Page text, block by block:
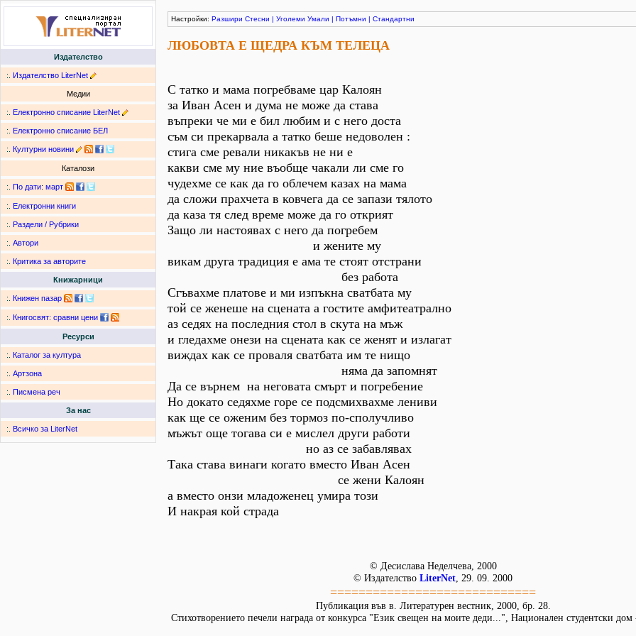
Издателство
:. Издателство LiterNet
Медии
:. Електронно списание LiterNet
:. Електронно списание БЕЛ
:. Културни новини
Каталози
:. По дати: март
:. Електронни книги
:. Раздели / Рубрики
:. Автори
:. Критика за авторите
Книжарници
:. Книжен пазар
:. Книгосвят: сравни цени
Ресурси
:. Каталог за култура
:. Артзона
:. Писмена реч
За нас
:. Всичко за LiterNet
Настройки: Разшири Стесни | Уголеми Умали | Потъмни | Стандартни
ЛЮБОВТА Е ЩЕДРА КЪМ ТЕЛЕЦА
С татко и мама погребваме цар Калоян
за Иван Асен и дума не може да става
въпреки че ми е бил любим и с него доста
съм си прекарвала а татко беше недоволен :
стига сме ревали никакъв не ни е
какви сме му ние въобще чакали ли сме го
чудехме се как да го облечем казах на мама
да сложи прахчета в ковчега да се запази тялото
да каза тя след време може да го открият
Защо ли настоявах с него да погребем
и жените му
викам друга традиция е ама те стоят отстрани
без работа
Сгъвахме платове и ми изпъкна сватбата му
той се женеше на сцената а гостите амфитеатрално
аз седях на последния стол в скута на мъж
и гледахме онези на сцената как се женят и излагат
виждах как се проваля сватбата им те нищо
няма да запомнят
Да се върнем на неговата смърт и погребение
Но докато седяхме горе се подсмихвахме лениви
как ще се оженим без тормоз по-сполучливо
мъжът още тогава си е мислел други работи
но аз се забавлявах
Така става винаги когато вместо Иван Асен
се жени Калоян
а вместо онзи младоженец умира този
И накрая кой страда
© Десислава Неделчева, 2000
© Издателство LiterNet, 29. 09. 2000
=============================
Публикация във в. Литературен вестник, 2000, бр. 28.
Стихотворението печели награда от конкурса "Език свещен на моите деди...", Национален студентски